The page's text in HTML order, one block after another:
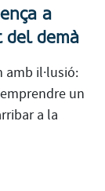
a
del demà
amb il·lusió:
un
a la